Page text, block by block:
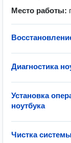
Место работы:
Диагностика
Установка
ноутбука
Чистка